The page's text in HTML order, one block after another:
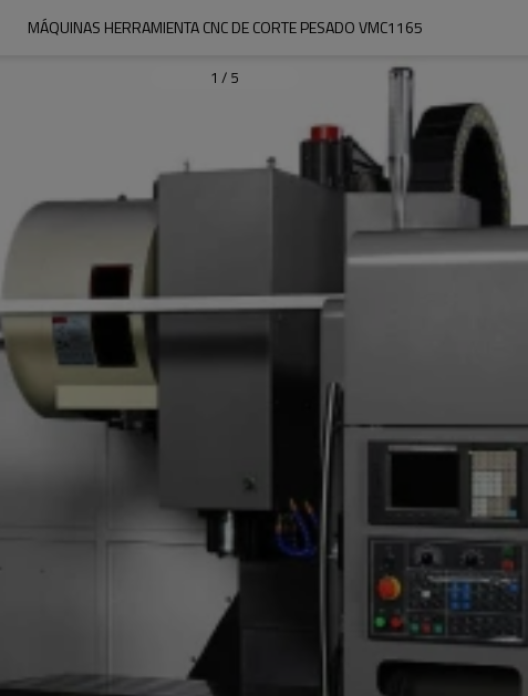
MÁQUINAS HERRAMIENTA CNC DE CORTE PESADO VMC1165
1 / 5